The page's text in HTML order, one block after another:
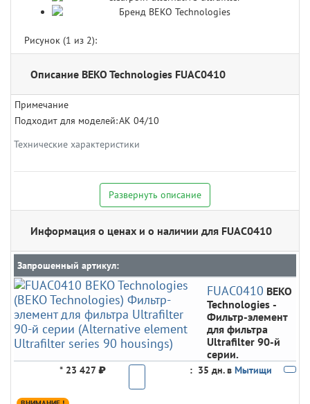
Рисунок (1 из 2):
Описание BEKO Technologies FUAC0410
Технические характеристики
Примечание
Подходит для моделей:AK 04/10
Развернуть описание
Информация о ценах и о наличии для FUAC0410
Запрошенный артикул:
FUAC0410 BEKO
Technologies-
Фильтр-элемент
для фильтра
Ultrafilter 90-й
серии.
* 23 427 ₽ : 35 дн. в Мытищи